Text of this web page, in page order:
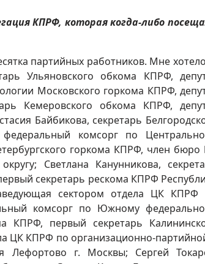
КПРФ, которая когда-либо
партийных работников. Мне
Ульяновского обкома КПРФ,
Московского горкома КПРФ,
Кемеровского обкома КПРФ,
Байбикова, секретарь
комсорг по
горкома КПРФ, член бюро
Светлана Канунникова,
секретарь рескома КПРФ
сектором отдела ЦК КПРФ
комсорг по Южному
КПРФ, первый секретарь
ЦК КПРФ по организационно-
Лефортово г. Москвы; Сергей